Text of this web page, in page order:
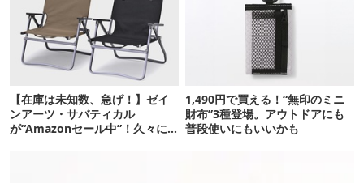
【在庫は未知数、急げ！】ゼイ
ンアーツ・サバティカル
が“Amazonセール中”！久々に
1,490円で買える！“無印のミニ
財布”3種登場。アウトドアにも
普段使いにもいいかも